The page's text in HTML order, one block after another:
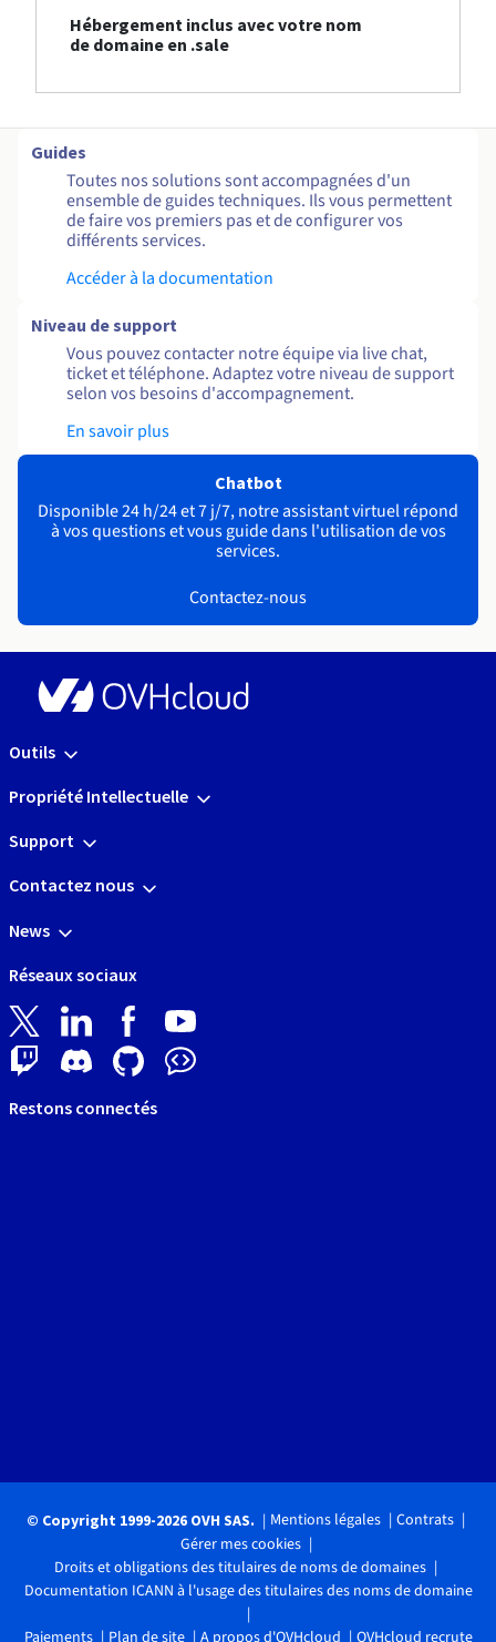
Hébergement inclus avec votre nom
de domaine en .sale
Guides
Toutes nos solutions sont accompagnées d'un
ensemble de guides techniques. Ils vous permettent
de faire vos premiers pas et de configurer vos
différents services.
Accéder à la documentation
Niveau de support
Vous pouvez contacter notre équipe via live chat,
ticket et téléphone. Adaptez votre niveau de support
selon vos besoins d'accompagnement.
En savoir plus
Chatbot
Disponible 24 h/24 et 7 j/7, notre assistant virtuel répond
à vos questions et vous guide dans l'utilisation de vos
services.
Contactez-nous
Outils
Propriété Intellectuelle
Support
Contactez nous
News
Réseaux sociaux
Restons connectés
© Copyright 1999-2026 OVH SAS. Mentions légales
Contrats
Gérer mes cookies
Droits et obligations des titulaires de noms de domaines
Documentation ICANN à l'usage des titulaires des noms de domaine
Paiements Plan de site A propos d'OVHcloud OVHcloud recrute